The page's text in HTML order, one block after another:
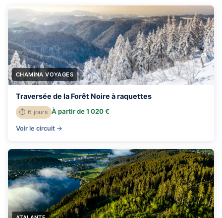
CHAMINA VOYAGES
Traversée de la Forêt Noire à raquettes
⏱ 6 jours À partir de 1 020 €
Voir le circuit →